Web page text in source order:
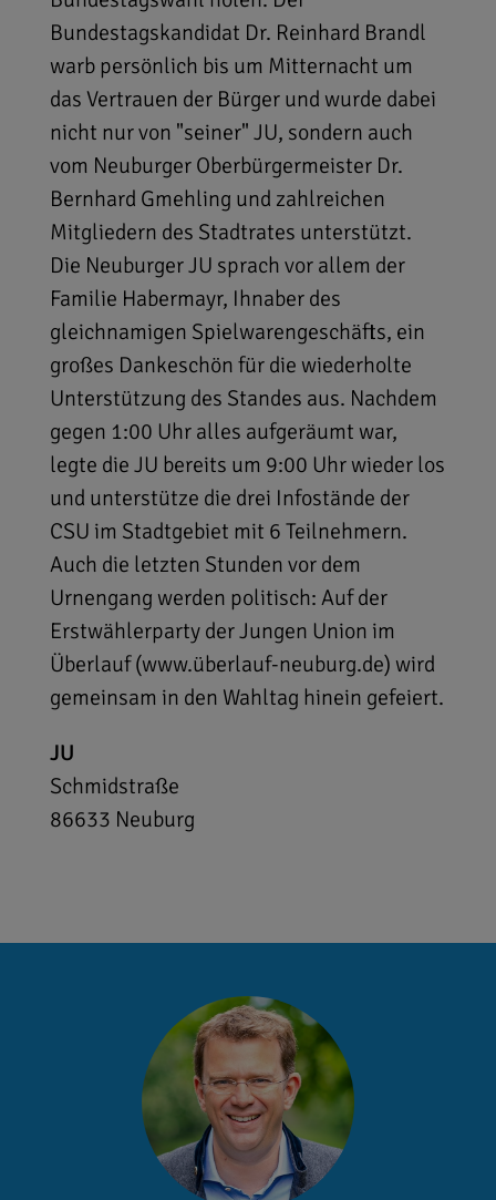
Bundestagskandidat Dr. Reinhard Brandl
warb persönlich bis um Mitternacht um
das Vertrauen der Bürger und wurde dabei
nicht nur von "seiner" JU, sondern auch
vom Neuburger Oberbürgermeister Dr.
Bernhard Gmehling und zahlreichen
Mitgliedern des Stadtrates unterstützt.
Die Neuburger JU sprach vor allem der
Familie Habermayr, Ihnaber des
gleichnamigen Spielwarengeschäfts, ein
großes Dankeschön für die wiederholte
Unterstützung des Standes aus. Nachdem
gegen 1:00 Uhr alles aufgeräumt war,
legte die JU bereits um 9:00 Uhr wieder los
und unterstütze die drei Infostände der
CSU im Stadtgebiet mit 6 Teilnehmern.
Auch die letzten Stunden vor dem
Urnengang werden politisch: Auf der
Erstwählerparty der Jungen Union im
Überlauf (www.überlauf-neuburg.de) wird
gemeinsam in den Wahltag hinein gefeiert.
JU
Schmidstraße
86633 Neuburg